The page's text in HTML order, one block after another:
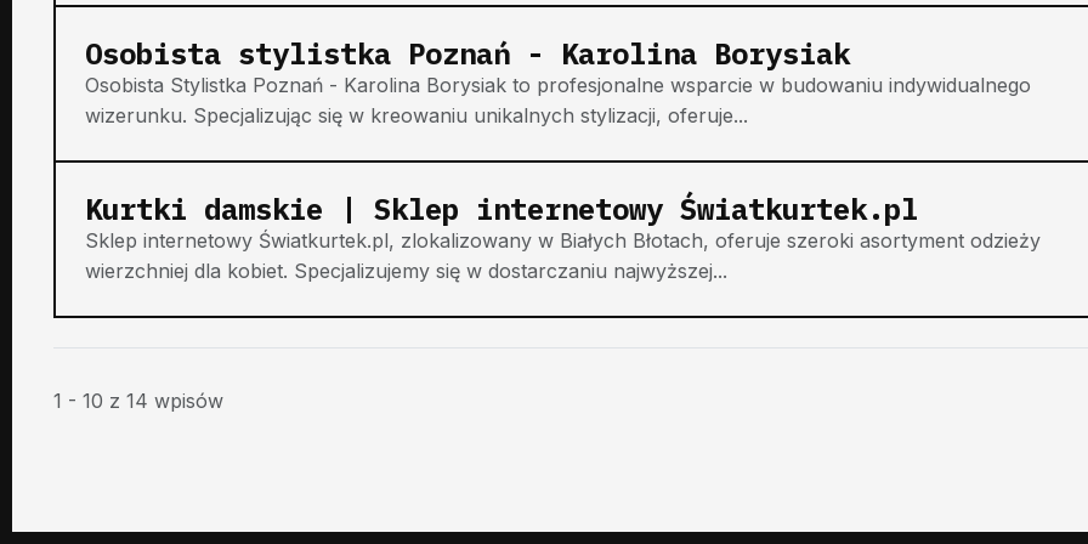
Osobista stylistka Poznań - Karolina Borysiak
Osobista Stylistka Poznań - Karolina Borysiak to profesjonalne wsparcie w budowaniu indywidualnego
wizerunku. Specjalizując się w kreowaniu unikalnych stylizacji, oferuje...
Kurtki damskie | Sklep internetowy Światkurtek.pl
Sklep internetowy Światkurtek.pl, zlokalizowany w Białych Błotach, oferuje szeroki asortyment odzieży
wierzchniej dla kobiet. Specjalizujemy się w dostarczaniu najwyższej...
1 - 10 z 14 wpisów